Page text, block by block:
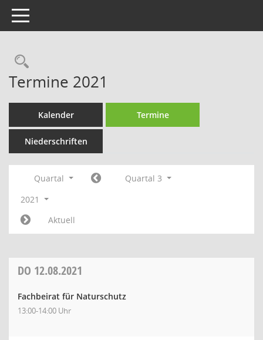
Toggle navigation
Rechercheauswahl
Termine 2021
Kalender Termine
Niederschriften
Quartal
Quartal 3
2021
Aktuell
DO 12.08.2021
Fachbeirat für Naturschutz
13:00-14:00 Uhr